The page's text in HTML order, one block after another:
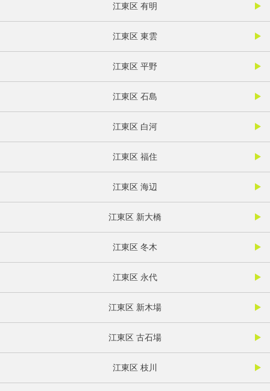
江東区 有明
江東区 東雲
江東区 平野
江東区 石島
江東区 白河
江東区 福住
江東区 海辺
江東区 新大橋
江東区 冬木
江東区 永代
江東区 新木場
江東区 古石場
江東区 枝川